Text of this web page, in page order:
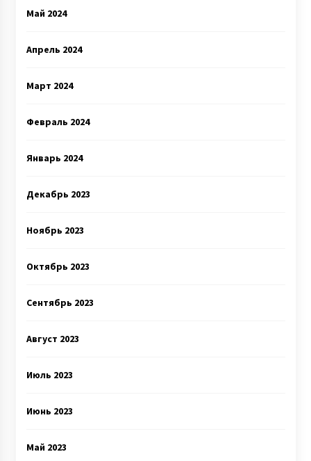
Май 2024
Апрель 2024
Март 2024
Февраль 2024
Январь 2024
Декабрь 2023
Ноябрь 2023
Октябрь 2023
Сентябрь 2023
Август 2023
Июль 2023
Июнь 2023
Май 2023